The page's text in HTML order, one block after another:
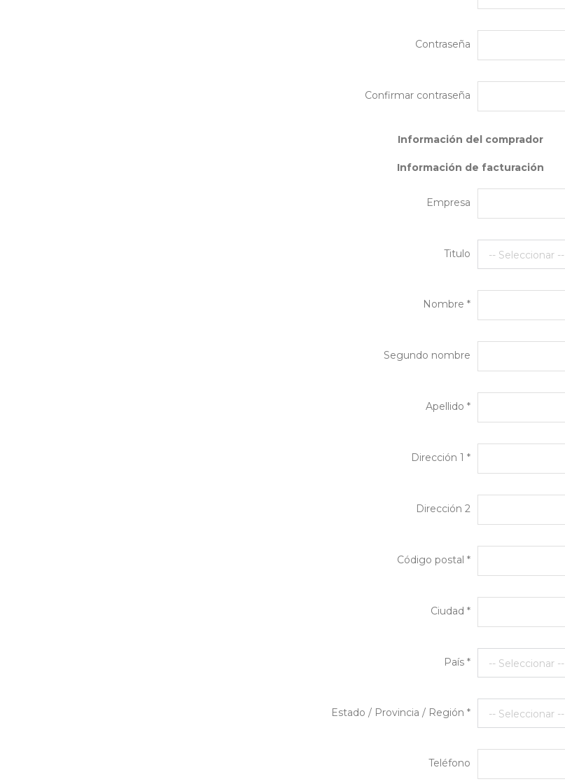
Contraseña
Confirmar contraseña
Información del comprador
Información de facturación
Empresa
Titulo -- Seleccionar --
Nombre *
Segundo nombre
Apellido *
Dirección 1 *
Dirección 2
Código postal *
Ciudad *
País * -- Seleccionar --
Estado / Provincia / Región * -- Seleccionar --
Teléfono